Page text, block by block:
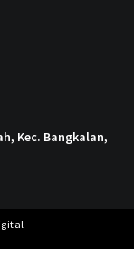
Kec. Bangkalan,